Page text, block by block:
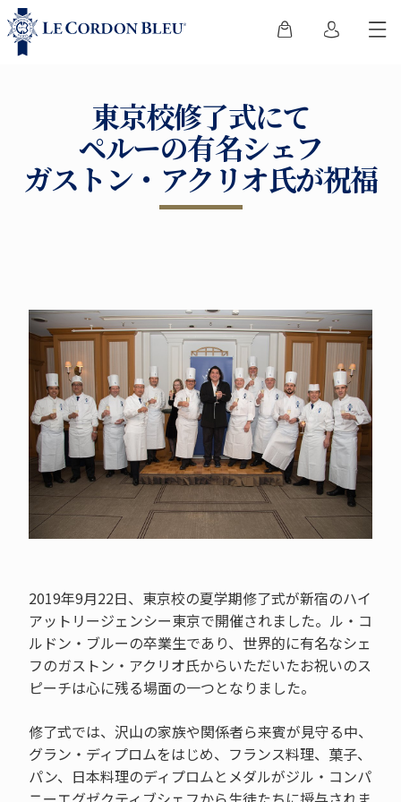
東京校修了式にて
ペルーの有名シェフ
ガストン・アクリオ氏が祝福
2019年9月22日、東京校の夏学期修了式が新宿のハイ
アットリージェンシー東京で開催されました。ル・コ
ルドン・ブルーの卒業生であり、世界的に有名なシェ
フのガストン・アクリオ氏からいただいたお祝いのス
ピーチは心に残る場面の一つとなりました。
修了式では、沢山の家族や関係者ら来賓が見守る中、
グラン・ディプロムをはじめ、フランス料理、菓子、
パン、日本料理のディプロムとメダルがジル・コンパ